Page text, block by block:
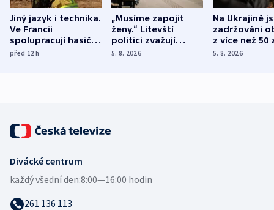
Jiný jazyk i technika.
Ve Francii
spolupracují hasiči z
různých zemí
před 12h
„Musíme zapojit
ženy.“ Litevští
politici zvažují
dohodu o
5. 8. 2026
Na Ukrajině
zadržováni
z více než 50
Bojovali na
5. 8. 2026
Divácké centrum
každý všední den:8:00—16:00 hodin
261 136 113